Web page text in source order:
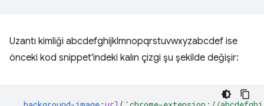
Uzantı kimliği abcdefghijklmnopqrstuvwxyzabcdef ise
önceki kod snippet'indeki kalın çizgi şu şekilde değişir: